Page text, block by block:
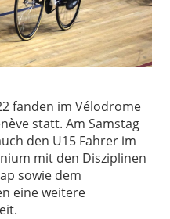
fanden im Vélodrome
statt. Am Samstag
den U15 Fahrer im
mit den Disziplinen
sowie dem
eine weitere